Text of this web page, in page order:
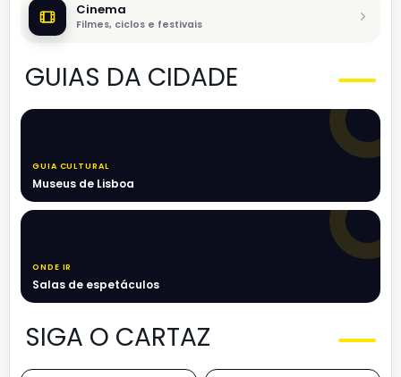
Cinema
Filmes, ciclos e festivais
GUIAS DA CIDADE
GUIA CULTURAL
Museus de Lisboa
ONDE IR
Salas de espetáculos
SIGA O CARTAZ